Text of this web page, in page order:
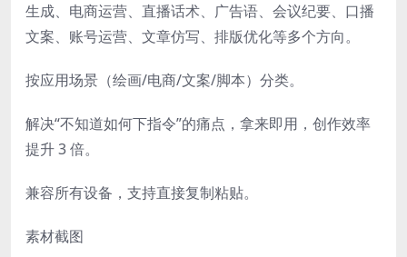
生成、电商运营、直播话术、广告语、会议纪要、口播
文案、账号运营、文章仿写、排版优化等多个方向。
按应用场景（绘画/电商/文案/脚本）分类。
解决“不知道如何下指令”的痛点，拿来即用，创作效率
提升 3 倍。
兼容所有设备，支持直接复制粘贴。
素材截图